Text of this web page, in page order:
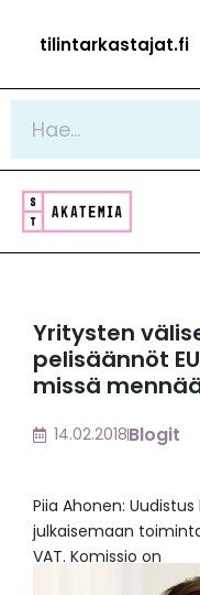
sisältöön
tilintarkastajat.fi
Yritysten
pelisäännöt
missä
14.02.2018Blogit
Piia Ahonen:
julkaisemaan
VAT. Komissio on